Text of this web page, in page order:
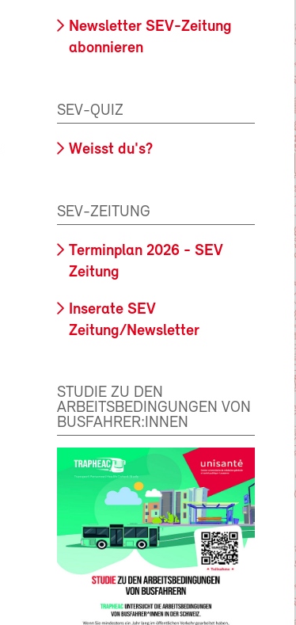
Newsletter SEV-Zeitung
abonnieren
SEV-QUIZ
Weisst du's?
SEV-ZEITUNG
Terminplan 2026 - SEV
Zeitung
Inserate SEV
Zeitung/Newsletter
STUDIE ZU DEN
ARBEITSBEDINGUNGEN VON
BUSFAHRER:INNEN